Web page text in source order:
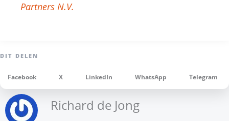
Partners N.V.
Facebook X LinkedIn WhatsApp Telegram
Richard de Jong